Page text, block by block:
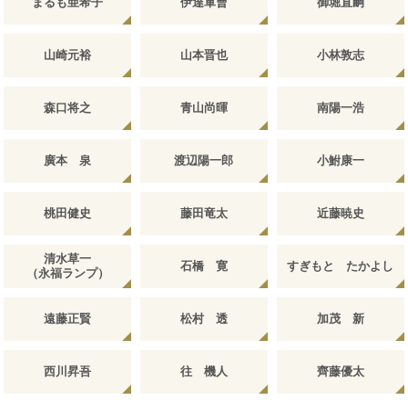
山崎元裕 山本晋也 小林敦志
森口将之 青山尚暉 南陽一浩
廣本 泉 渡辺陽一郎 小鮒康一
桃田健史 藤田竜太 近藤暁史
清水草一
（永福ランプ）
石橋 寛 すぎもと たかよし
遠藤正賢 松村 透 加茂 新
西川昇吾 往 機人 齊藤優太